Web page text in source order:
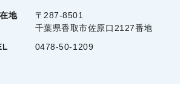
地
〒287-8501
千葉県香取市佐原口2127番地
0478-50-1209